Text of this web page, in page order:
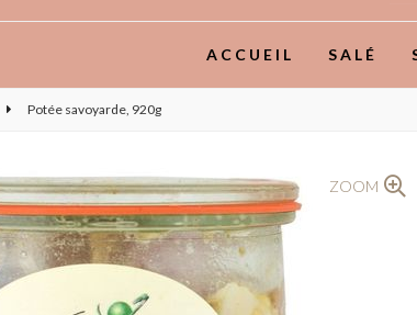
ACCUEIL SALÉ
Potée savoyarde, 920g
ZOOM